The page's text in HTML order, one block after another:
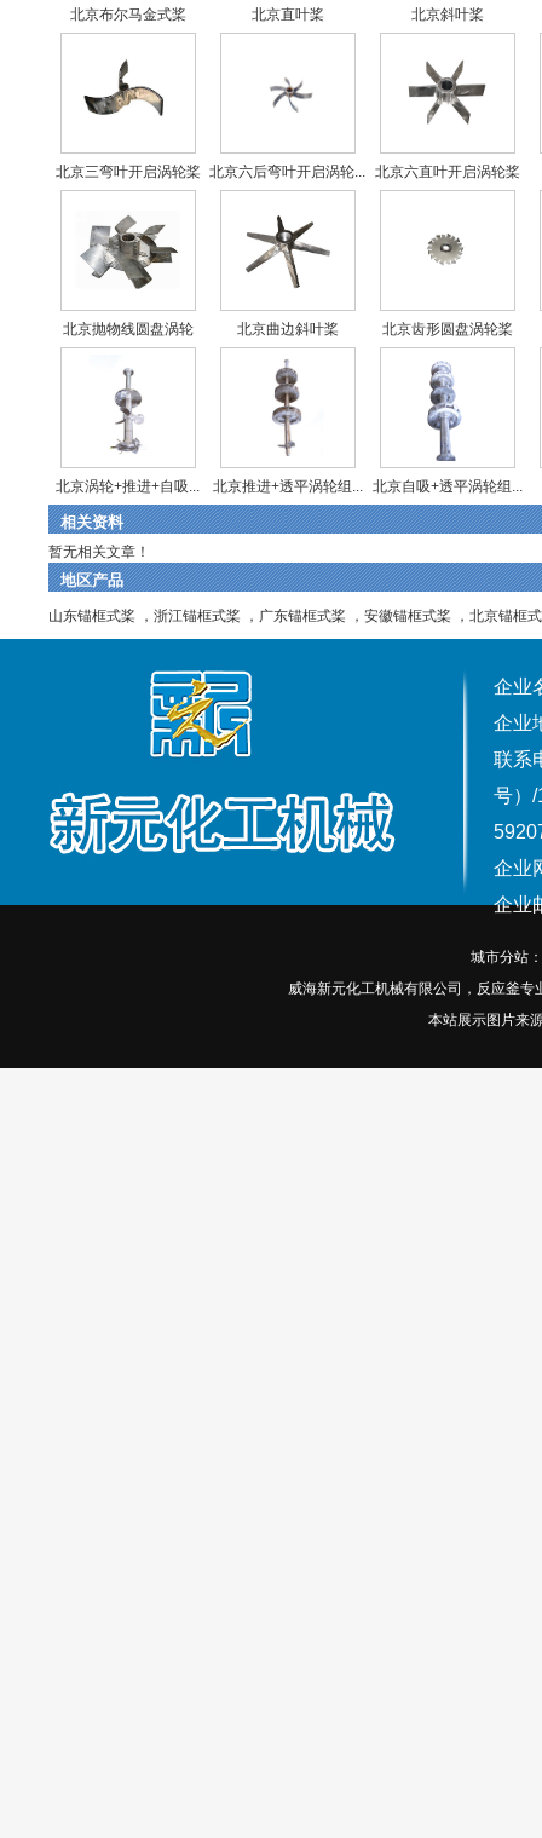
北京布尔马金式桨 北京直叶桨 北京斜叶桨
北京三弯叶开启涡轮桨 北京六后弯叶开启涡轮... 北京六直叶开启涡轮桨
北京抛物线圆盘涡轮 北京曲边斜叶桨 北京齿形圆盘涡轮桨
北京涡轮+推进+自吸... 北京推进+透平涡轮组... 北京自吸+透平涡轮组...
相关资料
暂无相关文章！
地区产品
山东锚框式桨 ， 浙江锚框式桨 ， 广东锚框式桨 ， 安徽锚框式桨 ， 北京锚框
企业
企业
联系
号）
企业
企业
城市分站：
威海新元化工机械有限公司，反应釜
本站展示图片来